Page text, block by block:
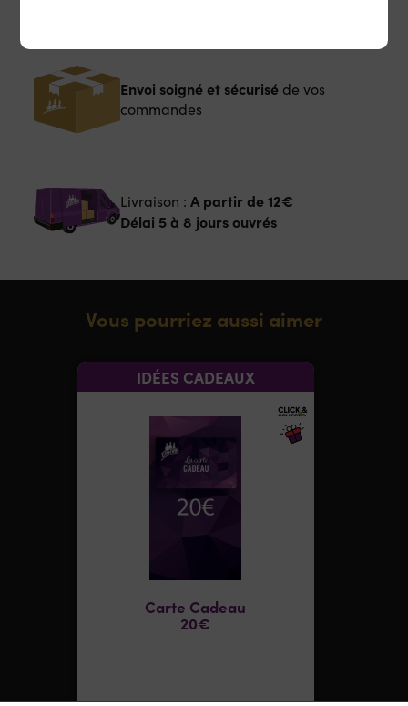
Envoi soigné et sécuriséde vos
commandes
Livraison : A partir de 12€
Délai 5 à 8 jours ouvrés
Vous pourriez aussi aimer
IDÉES CADEAUX
Carte Cadeau
20€